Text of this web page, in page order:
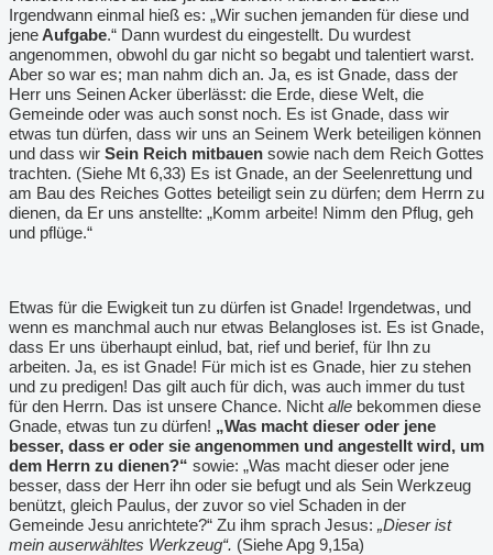
Irgendwann einmal hieß es: „Wir suchen jemanden für diese und
jene Aufgabe.“ Dann wurdest du eingestellt. Du wurdest
angenommen, obwohl du gar nicht so begabt und talentiert warst.
Aber so war es; man nahm dich an. Ja, es ist Gnade, dass der
Herr uns Seinen Acker überlässt: die Erde, diese Welt, die
Gemeinde oder was auch sonst noch. Es ist Gnade, dass wir
etwas tun dürfen, dass wir uns an Seinem Werk beteiligen können
und dass wir Sein Reich mitbauen sowie nach dem Reich Gottes
trachten. (Siehe Mt 6,33) Es ist Gnade, an der Seelenrettung und
am Bau des Reiches Gottes beteiligt sein zu dürfen; dem Herrn zu
dienen, da Er uns anstellte: „Komm arbeite! Nimm den Pflug, geh
und pflüge.“
Etwas für die Ewigkeit tun zu dürfen ist Gnade! Irgendetwas, und
wenn es manchmal auch nur etwas Belangloses ist. Es ist Gnade,
dass Er uns überhaupt einlud, bat, rief und berief, für Ihn zu
arbeiten. Ja, es ist Gnade! Für mich ist es Gnade, hier zu stehen
und zu predigen! Das gilt auch für dich, was auch immer du tust
für den Herrn. Das ist unsere Chance. Nicht alle bekommen diese
Gnade, etwas tun zu dürfen! „Was macht dieser oder jene
besser, dass er oder sie angenommen und angestellt wird, um
dem Herrn zu dienen?“ sowie: „Was macht dieser oder jene
besser, dass der Herr ihn oder sie befugt und als Sein Werkzeug
benützt, gleich Paulus, der zuvor so viel Schaden in der
Gemeinde Jesu anrichtete?“ Zu ihm sprach Jesus: „Dieser ist
mein auserwähltes Werkzeug“. (Siehe Apg 9,15a)